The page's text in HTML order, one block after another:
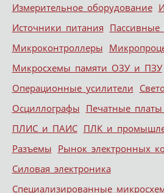
Измерительное оборудование
Источники питания
Микроконтроллеры
Микросхемы памяти ОЗУ и ПЗУ
Операционные усилители
Осциллографы Печатные
ПЛИС и ПАИС ПЛК и
Разъемы Рынок электронных
Силовая электроника
Специализированные